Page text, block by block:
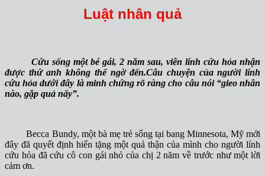
Luật nhân quả
Cứu sống một bé gái, 2 năm sau, viên lính cứu hỏa nhận
được thứ anh không thể ngờ đến.Câu chuyện của người lính
cứu hỏa dưới đây là minh chứng rõ ràng cho câu nói “gieo nhân
nào, gặp quả nấy”.
Becca Bundy, một bà mẹ trẻ sống tại bang Minnesota, Mỹ mới
đây đã quyết định hiến tặng một quả thận của mình cho người lính
cứu hỏa đã cứu cô con gái nhỏ của chị 2 năm về trước như một lời
cảm ơn.